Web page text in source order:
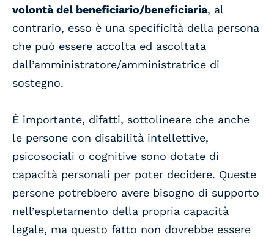
volontà del beneficiario/beneficiaria, al
contrario, esso è una specificità della persona
che può essere accolta ed ascoltata
dall’amministratore/amministratrice di
sostegno.
È importante, difatti, sottolineare che anche
le persone con disabilità intellettive,
psicosociali o cognitive sono dotate di
capacità personali per poter decidere. Queste
persone potrebbero avere bisogno di supporto
nell’espletamento della propria capacità
legale, ma questo fatto non dovrebbe essere